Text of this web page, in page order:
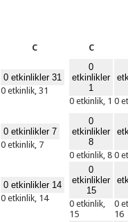
CCuma C
0 etkinlikler31
0 etkinlik,31
0
etkinlikler
1
0 etkinlik, 1 0
0 etkinlikler7
0 etkinlik, 7
0
etkinlikler
8
0 etkinlik,8 0
0 etkinlikler 14
0 etkinlik, 14
0
etkinlikler
15
0 etkinlik,
15
0
16